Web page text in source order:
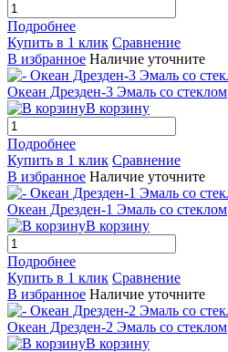
Подробнее
Купить в 1 клик Сравнение
В избранное Наличие уточните
Океан Дрезден-3 Эмаль со стеклом
В корзину
Подробнее
Купить в 1 клик Сравнение
В избранное Наличие уточните
Океан Дрезден-1 Эмаль со стеклом
В корзину
Подробнее
Купить в 1 клик Сравнение
В избранное Наличие уточните
Океан Дрезден-2 Эмаль со стеклом
В корзину